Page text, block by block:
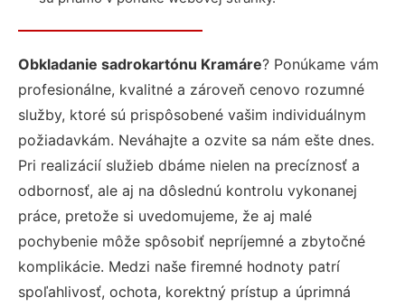
Obkladanie sadrokartónu Kramáre? Ponúkame vám
profesionálne, kvalitné a zároveň cenovo rozumné
služby, ktoré sú prispôsobené vašim individuálnym
požiadavkám. Neváhajte a ozvite sa nám ešte dnes.
Pri realizácií služieb dbáme nielen na precíznosť a
odbornosť, ale aj na dôslednú kontrolu vykonanej
práce, pretože si uvedomujeme, že aj malé
pochybenie môže spôsobiť nepríjemné a zbytočné
komplikácie. Medzi naše firemné hodnoty patrí
spoľahlivosť, ochota, korektný prístup a úprimná